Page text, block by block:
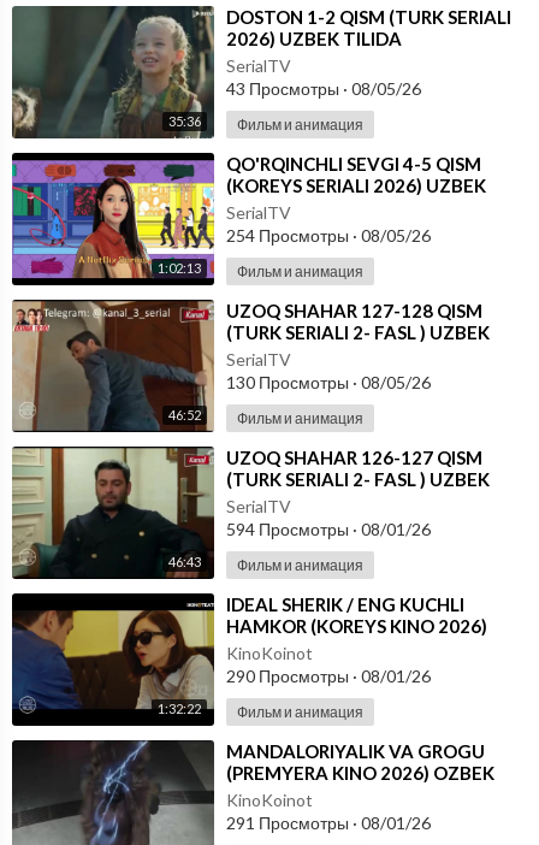
35:36
⁣DOSTON 1-2 QISM (TURK SERIALI
2026) UZBEK TILIDA
SerialTV
43 Просмотры · 08/05/26
Фильм и анимация
1:02:13
⁣⁣QO'RQINCHLI SEVGI 4-5 QISM
(KOREYS SERIALI 2026) UZBEK
TILIDA
SerialTV
254 Просмотры · 08/05/26
Фильм и анимация
46:52
⁣UZOQ SHAHAR 127-128 QISM
(TURK SERIALI 2- FASL ) UZBEK
TILIDA
SerialTV
130 Просмотры · 08/05/26
Фильм и анимация
46:43
⁣UZOQ SHAHAR 126-127 QISM
(TURK SERIALI 2- FASL ) UZBEK
TILIDA
SerialTV
594 Просмотры · 08/01/26
Фильм и анимация
1:32:22
⁣IDEAL SHERIK / ENG KUCHLI
HAMKOR (KOREYS KINO 2026)
UZBEK TILIDA
KinoKoinot
290 Просмотры · 08/01/26
Фильм и анимация
⁣MANDALORIYALIK VA GROGU
(PREMYERA KINO 2026) OZBEK
TILIDA
KinoKoinot
291 Просмотры · 08/01/26